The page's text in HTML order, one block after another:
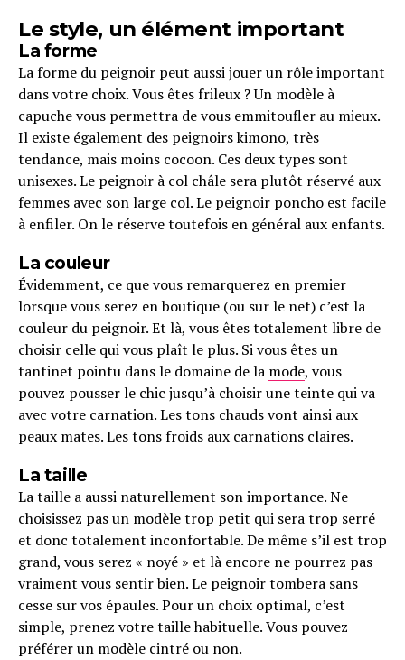
Le style, un élément important
La forme
La forme du peignoir peut aussi jouer un rôle important
dans votre choix. Vous êtes frileux ? Un modèle à
capuche vous permettra de vous emmitoufler au mieux.
Il existe également des peignoirs kimono, très
tendance, mais moins cocoon. Ces deux types sont
unisexes. Le peignoir à col châle sera plutôt réservé aux
femmes avec son large col. Le peignoir poncho est facile
à enfiler. On le réserve toutefois en général aux enfants.
La couleur
Évidemment, ce que vous remarquerez en premier
lorsque vous serez en boutique (ou sur le net) c’est la
couleur du peignoir. Et là, vous êtes totalement libre de
choisir celle qui vous plaît le plus. Si vous êtes un
tantinet pointu dans le domaine de la mode, vous
pouvez pousser le chic jusqu’à choisir une teinte qui va
avec votre carnation. Les tons chauds vont ainsi aux
peaux mates. Les tons froids aux carnations claires.
La taille
La taille a aussi naturellement son importance. Ne
choisissez pas un modèle trop petit qui sera trop serré
et donc totalement inconfortable. De même s’il est trop
grand, vous serez « noyé » et là encore ne pourrez pas
vraiment vous sentir bien. Le peignoir tombera sans
cesse sur vos épaules. Pour un choix optimal, c’est
simple, prenez votre taille habituelle. Vous pouvez
préférer un modèle cintré ou non.